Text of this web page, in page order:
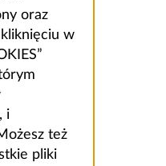
oraz
w
i
też
pliki